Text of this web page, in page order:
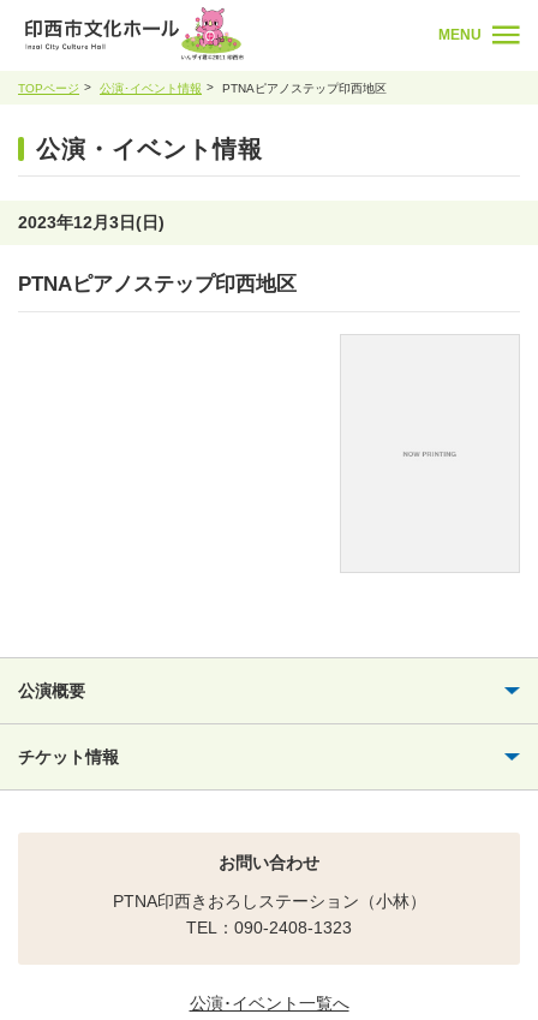
MENU
TOPページ 公演･イベント情報 PTNAピアノステップ印西地区
公演・イベント情報
2023年12月3日(日)
PTNAピアノステップ印西地区
公演概要
チケット情報
お問い合わせ
PTNA印西きおろしステーション（小林）
TEL：090-2408-1323
公演･イベント一覧へ